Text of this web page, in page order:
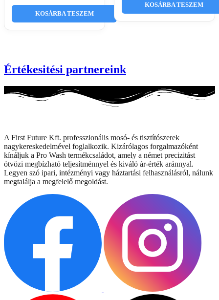
KOSÁRBA TESZEM
KOSÁRBA TESZEM
Értékesitési partnereink
A First Future Kft. professzionális mosó- és tisztítószerek
nagykereskedelmével foglalkozik. Kizárólagos forgalmazóként
kínáljuk a Pro Wash termékcsaládot, amely a német precizitást
ötvözi megbízható teljesítménnyel és kiváló ár-érték aránnyal.
Legyen szó ipari, intézményi vagy háztartási felhasználásról, nálunk
megtalálja a megfelelő megoldást.